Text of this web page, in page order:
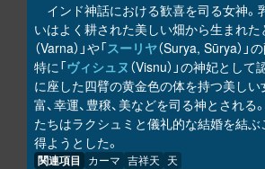
インド神話における歓喜を司る女神。
いはよく耕された美しい畑から生まれた
（Varna）」や「スーリヤ（Surya, Sūrya）」
特に「ヴィシュヌ （Visnu）」の神妃とし
に座した四臂の黄金色の体を持つ美しい
富、幸運、豊穣、美などを司る神とされ
たちはラクシュミと儀礼的な結婚を結
得ようとした。
関連項目 カーマ 吉祥天 天